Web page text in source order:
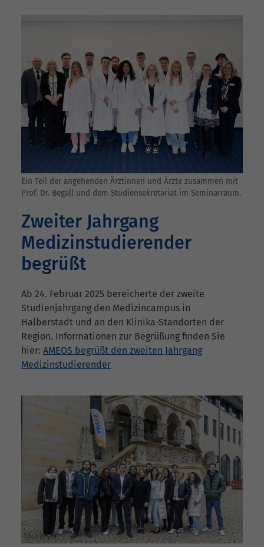
Ein Teil der angehenden Ärztinnen und Ärzte zusammen mit
Prof. Dr. Begall und dem Studiensekretariat im Seminarraum.
Zweiter Jahrgang
Medizinstudierender
begrüßt
Ab 24. Februar 2025 bereicherte der zweite
Studienjahrgang den Medizincampus in
Halberstadt und an den Klinika-Standorten der
Region. Informationen zur Begrüßung finden Sie
hier: AMEOS begrüßt den zweiten Jahrgang
Medizinstudierender